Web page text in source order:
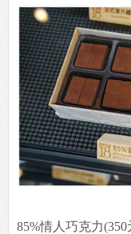
85%情人巧克力(350